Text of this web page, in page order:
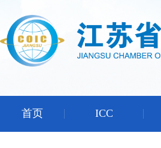
首页 ICC